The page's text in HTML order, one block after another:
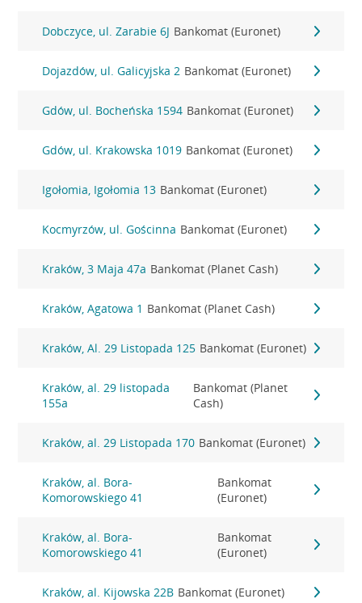
Dobczyce, ul. Zarabie 6J Bankomat (Euronet)
Dojazdów, ul. Galicyjska 2 Bankomat (Euronet)
Gdów, ul. Bocheńska 1594 Bankomat (Euronet)
Gdów, ul. Krakowska 1019 Bankomat (Euronet)
Igołomia, Igołomia 13 Bankomat (Euronet)
Kocmyrzów, ul. Gościnna Bankomat (Euronet)
Kraków, 3 Maja 47a Bankomat (Planet Cash)
Kraków, Agatowa 1 Bankomat (Planet Cash)
Kraków, Al. 29 Listopada 125 Bankomat (Euronet)
Kraków, al. 29 listopada
155a
Bankomat (Planet
Cash)
Kraków, al. 29 Listopada 170 Bankomat (Euronet)
Kraków, al. Bora-
Komorowskiego 41
Bankomat
(Euronet)
Kraków, al. Bora-
Komorowskiego 41
Bankomat
(Euronet)
Kraków, al. Kijowska 22B Bankomat (Euronet)